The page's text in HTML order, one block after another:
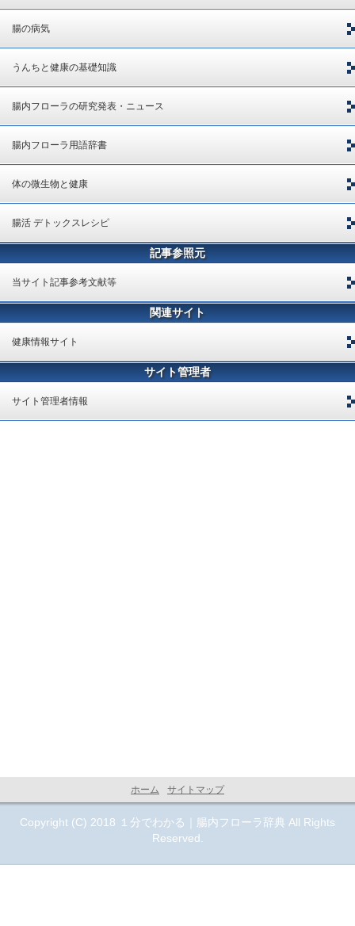
腸の病気
うんちと健康の基礎知識
腸内フローラの研究発表・ニュース
腸内フローラ用語辞書
体の微生物と健康
腸活 デトックスレシピ
記事参照元
当サイト記事参考文献等
関連サイト
健康情報サイト
サイト管理者
サイト管理者情報
ホーム サイトマップ
Copyright (C) 2018 １分でわかる｜腸内フローラ辞典 All Rights
Reserved.